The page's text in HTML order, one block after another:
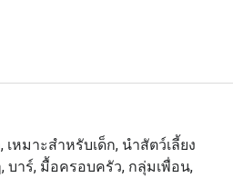
คลาย และมีความสุขตั้งแต่ก้าว
ให้ความรู้สึกนุ่มนวล แกลเลอรี่
ดอะ ลิฟวิ่ง รูมจึงเป็นสถานที่ๆ
อนกับคนรู้ใจ หรือสังสรรค์กับ
หมาะสำหรับเด็ก, นำสัตว์เลี้ยง
บาร์, มื้อครอบครัว, กลุ่มเพื่อน,